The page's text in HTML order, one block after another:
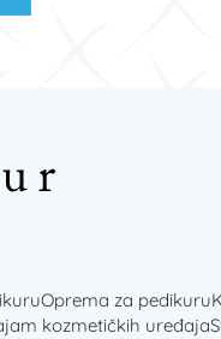
Oprema za pedikuru
kozmetičkih uređaja